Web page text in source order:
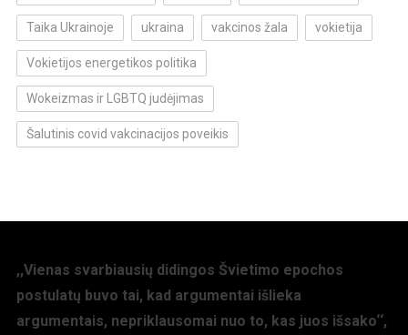
Taika Ukrainoje ukraina vakcinos žala vokietija
Vokietijos energetikos politika
Wokeizmas ir LGBTQ judėjimas
Šalutinis covid vakcinacijos poveikis
,,Vienas svarbiausių didingos Švietimo epochos
postulatų buvo tai, kad argumentai išlieka
argumentais, nepriklausomai nuo to, kas juos išsako‘‘,